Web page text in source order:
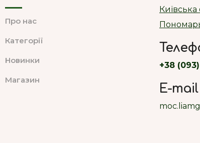
Про нас
Категорії
Новинки
Магазин
+38
E-mail